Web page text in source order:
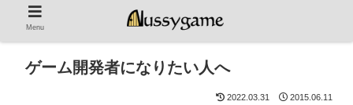
ゲーム開発者になりたい人へ
2022.03.31 2015.06.11
Menu